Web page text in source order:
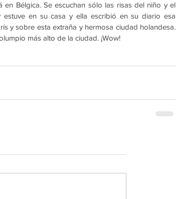
Bélgica. Se escuchan sólo las risas del niño y el
en su casa y ella escribió en su diario esa
y sobre esta extraña y hermosa ciudad holandesa.
más alto de la ciudad. ¡Wow!